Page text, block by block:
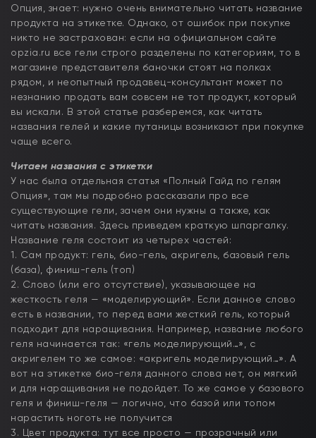
Опция, знает: нужно очень внимательно читать название
продукта на этикетке. Однако, от ошибок при покупке
никто не застрахован: если на официальном сайте
opzia.ru все гели строго разделены по категориям, то в
магазине представителя баночки стоят на полках
рядом, и неопытный продавец-консультант может по
незнанию продать вам совсем не тот продукт, который
вы искали. В этой статье разберемся, как читать
названия гелей и какие путаницы возникают при покупке
чаще всего.
Читаем названия с этикетки
У нас была отдельная статья «Полный Гайд по гелям
Опция», там мы подробно рассказали про все
существующие гели, зачем они нужны а также, как
читать названия. Здесь приведем краткую шпаргалку.
Название геля состоит из четырех частей:
1. Сам продукт: гель, био-гель, акригель, базовый гель
(база), финиш-гель (топ)
2. Слово (или его отсутствие), указывающее на
жесткость геля — «моделирующий». Если данное слово
есть в названии, то перед вами жесткий гель, который
подходит для наращивания. Например, название любого
геля начинается так: «гель моделирующий…», с
акригелем то же самое: «акригель моделирующий…». А
вот на этикетке био-геля данного слова нет, он мягкий
и для наращивания не подойдет. То же самое у базового
геля и финиш-геля — логично, что базой или топом
нарастить ноготь не получится
3. Цвет продукта: тут все просто — прозрачный или